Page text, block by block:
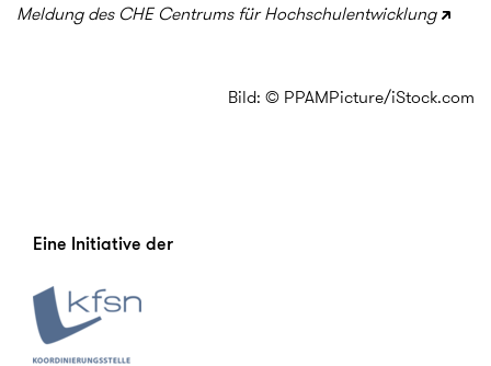
Meldung des CHE Centrums für Hochschulentwicklung
Bild: © PPAMPicture/iStock.com
Eine Initiative der